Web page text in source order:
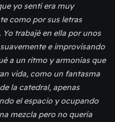
yo sentí era muy
como por sus letras
trabajé en ella por unos
e improvisando
a un ritmo y armonías que
vida, como un fantasma
la catedral, apenas
el espacio y ocupando
mezcla pero no quería